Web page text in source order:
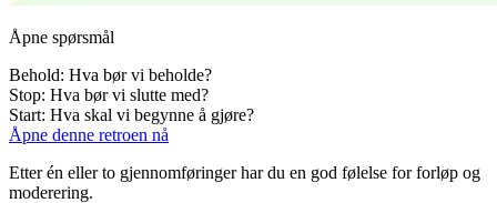
Åpne spørsmål
Behold: Hva bør vi beholde?
Stop: Hva bør vi slutte med?
Start: Hva skal vi begynne å gjøre?
Åpne denne retroen nå
Etter én eller to gjennomføringer har du en god følelse for forløp og
moderering.